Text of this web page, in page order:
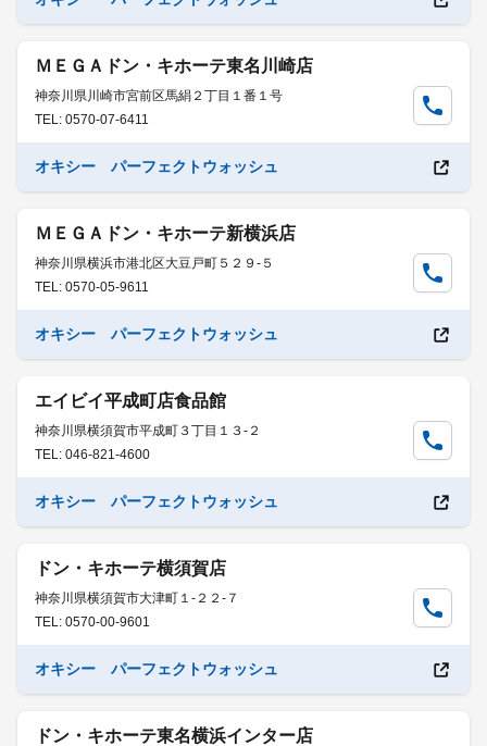
ＭＥＧＡドン・キホーテ東名川崎店
神奈川県川崎市宮前区馬絹２丁目１番１号
TEL: 0570-07-6411
オキシー パーフェクトウォッシュ
ＭＥＧＡドン・キホーテ新横浜店
神奈川県横浜市港北区大豆戸町５２９-５
TEL: 0570-05-9611
オキシー パーフェクトウォッシュ
エイビイ平成町店食品館
神奈川県横須賀市平成町３丁目１３-２
TEL: 046-821-4600
オキシー パーフェクトウォッシュ
ドン・キホーテ横須賀店
神奈川県横須賀市大津町１-２２-７
TEL: 0570-00-9601
オキシー パーフェクトウォッシュ
ドン・キホーテ東名横浜インター店